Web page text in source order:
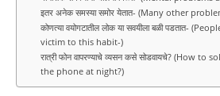
p
p
I
n
इतर अनेक समस्या समोर येतात- (Many other
कोणत्या वयोगटातील लोक या सवयीला बळी पडतात-
victim to this habit-)
रात्री फोन वापरण्याचे व्यसन कसे सोडवायचे? (How
the phone at night?)